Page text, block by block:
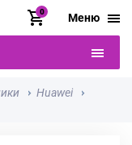
0 Меню
Huawei